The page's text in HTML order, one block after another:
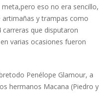
eso no era sencillo,
y trampas como
carreras que disputaron
varias ocasiones fueron
Penélope Glamour, a
hermanos Macana (Piedro y